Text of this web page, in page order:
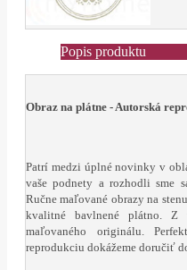
Popis produktu
Obraz na plátne - Autorská
Patrí medzi úplné novinky v
vaše podnety a rozhodli sme
Ručne maľované obrazy na
kvalitné bavlnené plátno. Z
maľovaného originálu.
reprodukciu dokážeme doručiť